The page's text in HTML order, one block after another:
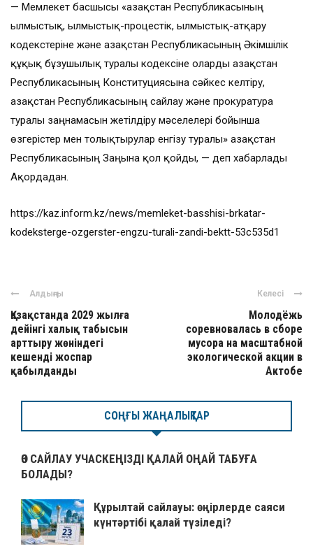
— Мемлекет басшысы «Қазақстан Республикасының
Қылмыстық, Қылмыстық-процестік, Қылмыстық-атқару
кодекстеріне және Қазақстан Республикасының Әкімшілік
құқық бұзушылық туралы кодексіне оларды Қазақстан
Республикасының Конституциясына сәйкес келтіру,
Қазақстан Республикасының сайлау және прокуратура
туралы заңнамасын жетілдіру мәселелері бойынша
өзгерістер мен толықтырулар енгізу туралы» Қазақстан
Республикасының Заңына қол қойды, — деп хабарлады
Ақордадан.
https://kaz.inform.kz/news/memleket-basshisi-brkatar-
kodeksterge-ozgerster-engzu-turali-zandi-bektt-53c535d1
Алдыңғы
Қазақстанда 2029 жылға
дейінгі халық табысын
арттыру жөніндегі
кешенді жоспар
қабылданды
Келесі
Молодёжь
соревновалась в сборе
мусора на масштабной
экологической акции в
Актобе
СОҢҒЫ ЖАҢАЛЫҚТАР
ӨЗ САЙЛАУ УЧАСКЕҢІЗДІ ҚАЛАЙ ОҢАЙ ТАБУҒА
БОЛАДЫ?
Құрылтай сайлауы: өңірлерде саяси
күнтәртібі қалай түзіледі?